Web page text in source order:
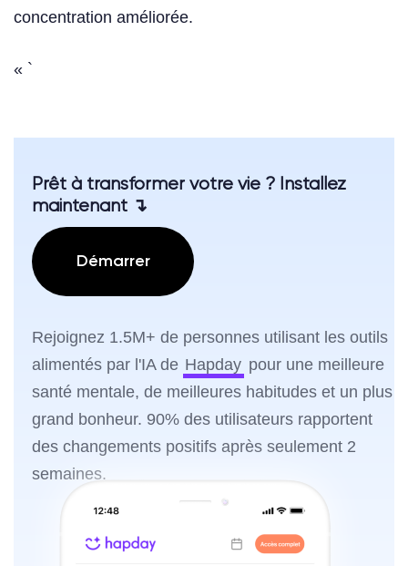
concentration améliorée.
« `
Prêt à transformer votre vie ? Installez
maintenant ↴
Démarrer
Rejoignez 1.5M+ de personnes utilisant les outils
alimentés par l'IA de Hapday pour une meilleure
santé mentale, de meilleures habitudes et un plus
grand bonheur. 90% des utilisateurs rapportent
des changements positifs après seulement 2
semaines.